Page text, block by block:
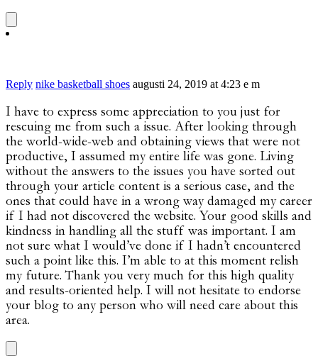
Reply nike basketball shoes augusti 24, 2019 at 4:23 e m
I have to express some appreciation to you just for
rescuing me from such a issue. After looking through
the world-wide-web and obtaining views that were not
productive, I assumed my entire life was gone. Living
without the answers to the issues you have sorted out
through your article content is a serious case, and the
ones that could have in a wrong way damaged my career
if I had not discovered the website. Your good skills and
kindness in handling all the stuff was important. I am
not sure what I would’ve done if I hadn’t encountered
such a point like this. I’m able to at this moment relish
my future. Thank you very much for this high quality
and results-oriented help. I will not hesitate to endorse
your blog to any person who will need care about this
area.